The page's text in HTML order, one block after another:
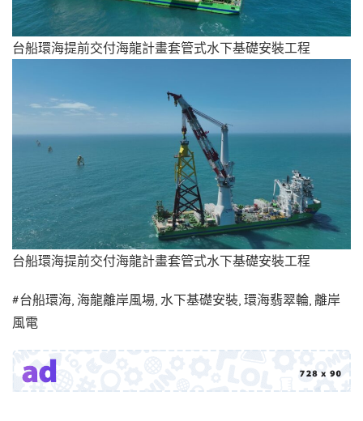
台船環海提前交付海龍計畫套管式水下基礎安裝工程
台船環海提前交付海龍計畫套管式水下基礎安裝工程
#台船環海, 海龍離岸風場, 水下基礎安裝, 環海翡翠輪, 離岸
風電